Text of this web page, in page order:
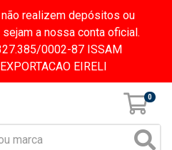
não realizem depósitos ou
a nossa conta oficial.
0002-87 ISSAM
EIRELI
0